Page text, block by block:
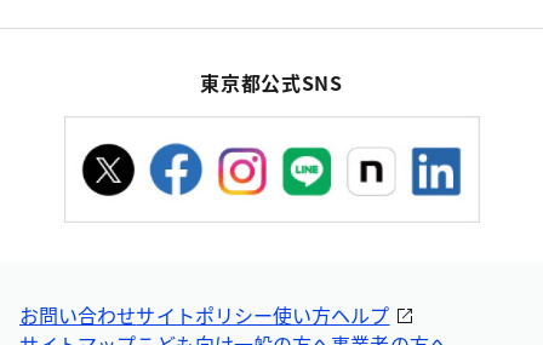
東京都公式SNS
お問い合わせサイトポリシー使い方ヘルプ